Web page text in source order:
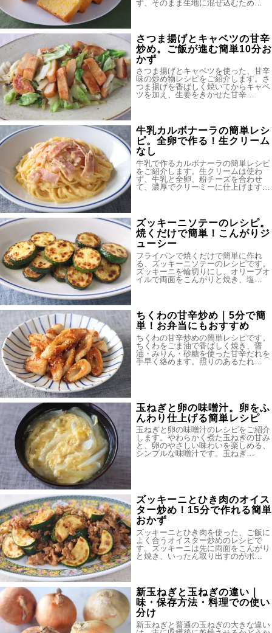
ず、そのまま生地に混ぜ込むため…
さつま揚げとキャベツの甘辛
炒め。ご飯が進む簡単10分お
かず
さつま揚げとキャベツを使った、甘辛
味の炒め物レシピをご紹介します。さ
つま揚げを香ばしく焼いてからキャベ
ツを加え、生姜をきかせた甘辛…
牛乳カルボナーラの簡単レシ
ピ。全卵で作る！生クリーム
なし
牛乳で作るカルボナーラの簡単レシピ
をご紹介します。生クリームは使わ
ず、牛乳と全卵、粉チーズを合わせ
て、濃厚でクリーミーに仕上げます…
ズッキーニソテーのレシピ。
焼くだけで簡単！こんがりジ
ューシー
フライパンで焼くだけで簡単に作れ
る、ズッキーニソテーのレシピです。
ズッキーニを輪切りにし、オリーブオ
イルで両面をこんがりと焼き、塩…
ちくわの甘辛炒め｜5分で簡
単！お弁当にもおすすめ
ちくわの甘辛炒めの簡単レシピです。
ちくわをごま油で香ばしく焼き、醤
油・みりん・砂糖を使った甘辛だれを
手早く絡めます。照りのあるたれ…
玉ねぎと卵の味噌汁。卵をふ
んわり仕上げる簡単レシピ
玉ねぎと卵の味噌汁のレシピをご紹介
します。やわらかく煮た玉ねぎの甘み
と、卵のやさしい味わいを楽しめる、
シンプルな味噌汁です。玉ねぎ…
ズッキーニとひき肉のオイス
ター炒め！15分で作れる簡単
おかず
ズッキーニとひき肉を使った、ご飯に
よく合うオイスター炒めのレシピで
す。ズッキーニは先に両面をこんがり
と焼き、いったん取り出すのがポ…
新玉ねぎと玉ねぎの違い｜
味・保存方法・料理での使い
分け
新玉ねぎと普通の玉ねぎの大きな違い